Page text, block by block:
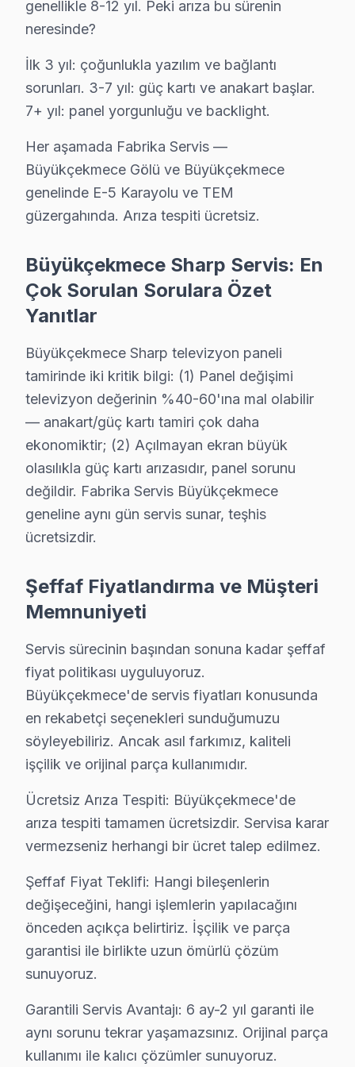
Pınartepe semtindeki Sharp TV sorunları için kapıya
Pınartepe Sharp Anakart Tamiri →
Sırtköy Sharp Servis
Sırtköy bölgesindeki Sharp kullanıcıları için haftanın 7
Sharp Servis Merkezi →
Türkoba Sharp Servis
Türkoba'deki Sharp TV kullanıcılarına ikinci el cihaz
Türkoba Sharp Açılmıyor Arıza →
Büyükçekmece genelinde Ulus bölgesinde Sharp TV
Sharp Ekran Değişimi →
Yenimahalle Sharp Servis
Büyükçekmece TV Servis Merkezi →
Yeşilbağlar Sharp Servis
Büyükçekmece'da Yeşilbağlar mahallesi için Sharp TV
Yeşilbağlar Sharp Anakart Tamiri →
Büyükçekmece Sharp TV Servis Hizmet
Büyükçekmece bölgesine kapıya gelen Sharp TV tamir
Sharp Uzman Teknisyen Ekibi — Büyükçekmece
Murat T. — Sharp Servis Uzmanı
14 yıllık Sharp TV tamir deneyimi. Büyükçekmece ve
· Sharp fabrika servis sertifikası
· 2010'dan günümüze tüm Sharp modelleri
Büyükçekmece Servis İstatistikleri
genellikle 8-12 yıl. Peki arıza bu sürenin
neresinde?
İlk 3 yıl: çoğunlukla yazılım ve bağlantı
sorunları. 3-7 yıl: güç kartı ve anakart başlar.
7+ yıl: panel yorgunluğu ve backlight.
Her aşamada Fabrika Servis —
Büyükçekmece Gölü ve Büyükçekmece
genelinde E-5 Karayolu ve TEM
güzergahında. Arıza tespiti ücretsiz.
Büyükçekmece Sharp Servis: En
Çok Sorulan Sorulara Özet
Yanıtlar
Büyükçekmece Sharp televizyon paneli
tamirinde iki kritik bilgi: (1) Panel değişimi
televizyon değerinin %40-60'ına mal olabilir
— anakart/güç kartı tamiri çok daha
ekonomiktir; (2) Açılmayan ekran büyük
olasılıkla güç kartı arızasıdır, panel sorunu
değildir. Fabrika Servis Büyükçekmece
geneline aynı gün servis sunar, teşhis
ücretsizdir.
Şeffaf Fiyatlandırma ve Müşteri
Memnuniyeti
Servis sürecinin başından sonuna kadar şeffaf
fiyat politikası uyguluyoruz.
Büyükçekmece'de servis fiyatları konusunda
en rekabetçi seçenekleri sunduğumuzu
söyleyebiliriz. Ancak asıl farkımız, kaliteli
işçilik ve orijinal parça kullanımıdır.
Ücretsiz Arıza Tespiti: Büyükçekmece'de
arıza tespiti tamamen ücretsizdir. Servisa karar
vermezseniz herhangi bir ücret talep edilmez.
Şeffaf Fiyat Teklifi: Hangi bileşenlerin
değişeceğini, hangi işlemlerin yapılacağını
önceden açıkça belirtiriz. İşçilik ve parça
garantisi ile birlikte uzun ömürlü çözüm
sunuyoruz.
Garantili Servis Avantajı: 6 ay-2 yıl garanti ile
aynı sorunu tekrar yaşamazsınız. Orijinal parça
kullanımı ile kalıcı çözümler sunuyoruz.